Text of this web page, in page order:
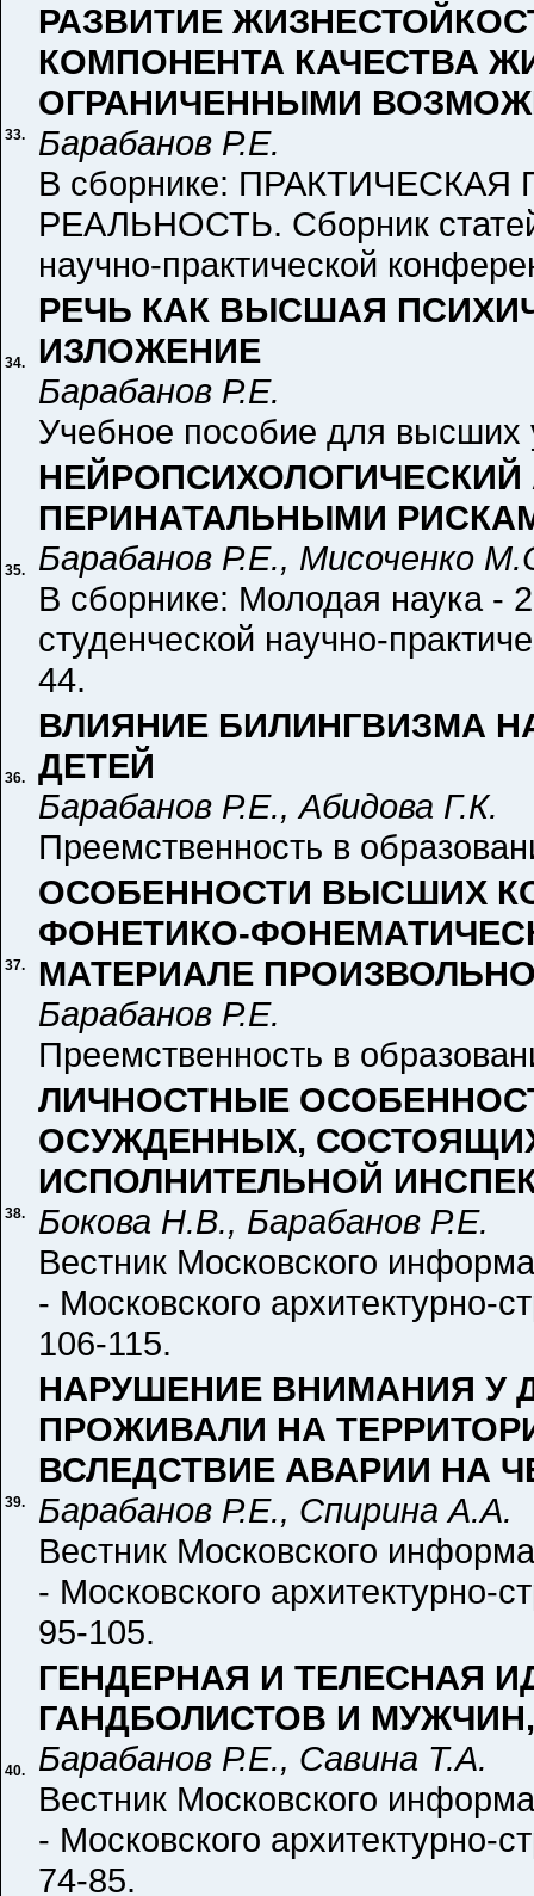
33.
РАЗВИТИЕ
КОМПОНЕНТА КАЧЕСТВА
ОГРАНИЧЕННЫМИ
Барабанов Р.Е.
В сборнике:
РЕАЛЬНОСТЬ. Сборник
научно-практической
34.
РЕЧЬ КАК ВЫСШАЯ
ИЗЛОЖЕНИЕ
Барабанов Р.Е.
Учебное пособие для высших
35.
НЕЙРОПСИХОЛОГИЧЕСКИЙ
ПЕРИНАТАЛЬНЫМИ
Барабанов Р.Е., Мисоченко
В сборнике: Молодая наука -
студенческой научно-
44.
36.
ВЛИЯНИЕ БИЛИНГВИЗМА
ДЕТЕЙ
Барабанов Р.Е., Абидова Г.К.
Преемственность в
37.
ОСОБЕННОСТИ ВЫСШИХ
ФОНЕТИКО-
МАТЕРИАЛЕ
Барабанов Р.Е.
Преемственность в
38.
ЛИЧНОСТНЫЕ
ОСУЖДЕННЫХ,
ИСПОЛНИТЕЛЬНОЙ
Бокова Н.В., Барабанов Р.Е.
Вестник Московского
- Московского архитектурно-
106-115.
39.
НАРУШЕНИЕ ВНИМАНИЯ У
ПРОЖИВАЛИ НА
ВСЛЕДСТВИЕ АВАРИИ НА
Барабанов Р.Е., Спирина А.А.
Вестник Московского
- Московского архитектурно-
95-105.
40.
ГЕНДЕРНАЯ И ТЕЛЕСНАЯ
ГАНДБОЛИСТОВ И
Барабанов Р.Е., Савина Т.А.
Вестник Московского
- Московского архитектурно-
74-85.